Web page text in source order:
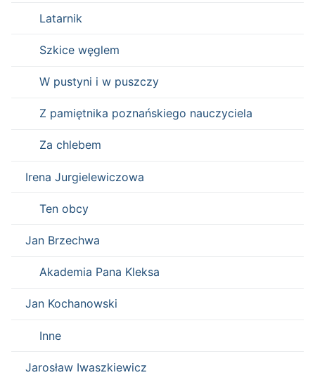
Latarnik
Szkice węglem
W pustyni i w puszczy
Z pamiętnika poznańskiego nauczyciela
Za chlebem
Irena Jurgielewiczowa
Ten obcy
Jan Brzechwa
Akademia Pana Kleksa
Jan Kochanowski
Inne
Jarosław Iwaszkiewicz